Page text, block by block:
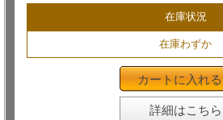
在庫状況
在庫わずか
カートに入れる
詳細はこちら